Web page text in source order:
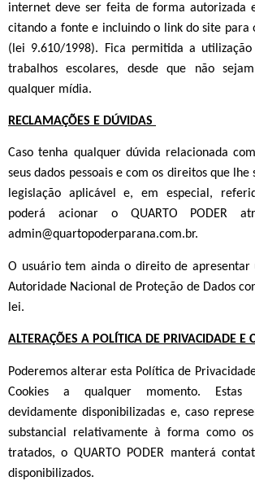
internet deve ser feita de forma autorizada
citando a fonte e incluindo o link do site para
(lei 9.610/1998).
Fica permitida a
trabalhos escolares, desde que não
qualquer mídia.
RECLAMAÇÕES E DÚVIDAS
Caso tenha qualquer dúvida relacionada
seus dados pessoais e com os direitos que lhe
legislação aplicável e, em especial,
poderá acionar o QUARTO PODER
admin@quartopoderparana.com.br.
O usuário tem ainda o direito de apresentar
Autoridade Nacional de Proteção de Dados
lei.
ALTERAÇÕES A POLÍTICA DE PRIVACIDADE E
Poderemos alterar esta Política de
Cookies a qualquer momento. Estas
devidamente disponibilizadas e, caso
substancial relativamente à forma como
tratados, o QUARTO PODER manterá
disponibilizados.